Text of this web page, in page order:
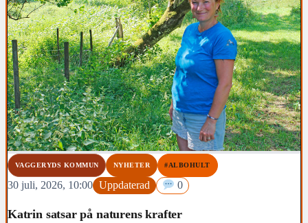
VAGGERYDS KOMMUN NYHETER #ALBOHULT
30 juli, 2026, 10:00 Uppdaterad 0
Katrin satsar på naturens krafter